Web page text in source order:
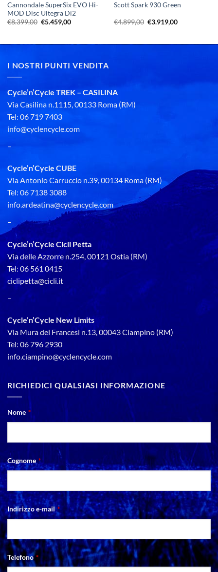
Cannondale SuperSix EVO Hi-
MOD Disc Ultegra Di2
€8.399,00 Il
€8.399,00.
€5.459,00Il
€5.459,00.
Scott Spark 930 Green
€4.899,00 Il
€4.899,00.
€3.919,00Il
€3.919,00.
I NOSTRI PUNTI VENDITA
Cycle’n’Cycle TREK – CASILINA
Via Casilina n.1115, 00133 Roma (RM)
Tel: 06 719 7403
info@cyclencycle.com
–
Cycle’n’Cycle CUBE
Via Antonio Carruccio n.39, 00134 Roma (RM)
Tel: 06 7138 3088
info.ardeatina@cyclencycle.com
–
Cycle’n’Cycle Cicli Petta
Via delle Azzorre n.254, 00121 Ostia (RM)
Tel: 06 561 0415
ciclipetta@cicli.it
–
Cycle’n’Cycle New Limits
Via Mura dei Francesi n.13, 00043 Ciampino (RM)
Tel: 06 796 2930
info.ciampino@cyclencycle.com
RICHIEDICI QUALSIASI INFORMAZIONE
Nome *
Cognome *
Indirizzo e-mail *
Telefono *